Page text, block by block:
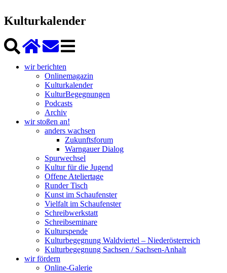
Kulturkalender
wir berichten
Onlinemagazin
Kulturkalender
KulturBegegnungen
Podcasts
Archiv
wir stoßen an!
anders wachsen
Zukunftsforum
Warngauer Dialog
Spurwechsel
Kultur für die Jugend
Offene Ateliertage
Runder Tisch
Kunst im Schaufenster
Vielfalt im Schaufenster
Schreibwerkstatt
Schreibseminare
Kulturspende
Kulturbegegnung Waldviertel – Niederösterreich
Kulturbegegnung Sachsen / Sachsen-Anhalt
wir fördern
Online-Galerie